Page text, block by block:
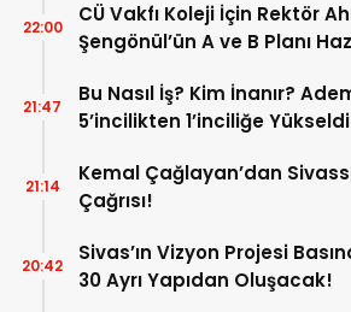
CÜ Vakfı Koleji İçin Rektör
Şengönül’ün A ve B Planı
22:00
Bu Nasıl İş? Kim İnanır?
5’incilikten 1’inciliğe
21:47
Kemal Çağlayan’dan
Çağrısı!
21:14
Sivas’ın Vizyon Projesi
30 Ayrı Yapıdan Oluşacak!
20:42